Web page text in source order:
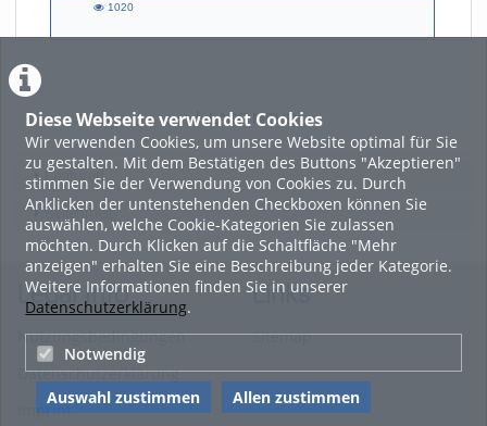
Diese Webseite verwendet Cookies
Wir verwenden Cookies, um unsere Website optimal für Sie
zu gestalten. Mit dem Bestätigen des Buttons "Akzeptieren"
stimmen Sie der Verwendung von Cookies zu. Durch
Anklicken der untenstehenden Checkboxen können Sie
auswählen, welche Cookie-Kategorien Sie zulassen
möchten. Durch Klicken auf die Schaltfläche "Mehr
anzeigen" erhalten Sie eine Beschreibung jeder Kategorie.
Weitere Informationen finden Sie in unserer
Datenschutzerklärung.
Notwendig
Auswahl zustimmen Allen zustimmen
1020
LADE MEHR
Featured
Beliebtheit
Legal Info
Nutzungsbedingungen
Datenschutzerklärung
Imprint
Links
Sitemap